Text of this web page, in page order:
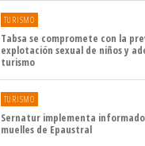
TURISMO
Tabsa se compromete con la
explotación sexual de niños y
turismo
TURISMO
Sernatur implementa
muelles de Epaustral